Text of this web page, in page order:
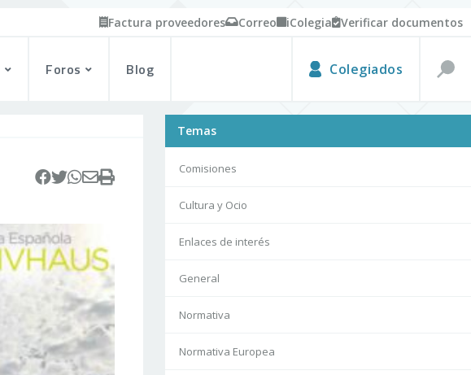
Factura proveedores Correo iColegia Verificar documentos
Foros Blog Colegiados
Temas
Comisiones
Cultura y Ocio
Enlaces de interés
General
Normativa
Normativa Europea